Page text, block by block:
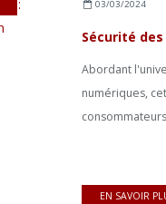
03/03/2024
Abordant
numériques,
EN SAVOIR